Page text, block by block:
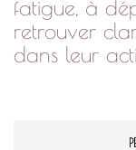
fatigue, à
retrouver
dans leur